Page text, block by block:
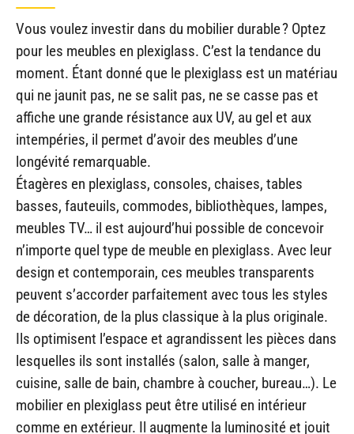
Vous voulez investir dans du mobilier durable ? Optez
pour les meubles en plexiglass. C’est la tendance du
moment. Étant donné que le plexiglass est un matériau
qui ne jaunit pas, ne se salit pas, ne se casse pas et
affiche une grande résistance aux UV, au gel et aux
intempéries, il permet d’avoir des meubles d’une
longévité remarquable.
Étagères en plexiglass, consoles, chaises, tables
basses, fauteuils, commodes, bibliothèques, lampes,
meubles TV… il est aujourd’hui possible de concevoir
n’importe quel type de meuble en plexiglass. Avec leur
design et contemporain, ces meubles transparents
peuvent s’accorder parfaitement avec tous les styles
de décoration, de la plus classique à la plus originale.
Ils optimisent l’espace et agrandissent les pièces dans
lesquelles ils sont installés (salon, salle à manger,
cuisine, salle de bain, chambre à coucher, bureau…). Le
mobilier en plexiglass peut être utilisé en intérieur
comme en extérieur. Il augmente la luminosité et jouit